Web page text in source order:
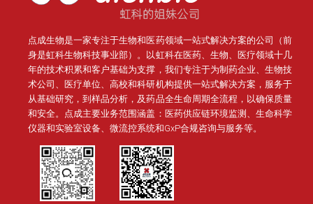
点成生物是一家专注于生物和医药领域一站式解决方案的公司（前
身是虹科生物科技事业部）。
以虹科在医药、生物、医疗领域十几
年的技术积累和客户基础为支撑，我们专注于为制药企业、生物技
术公司、医疗单位、高校和科研机构提供一站式解决方案，服务于
从基础研究，到样品分析，及药品全生命周期全流程，以确保质量
和安全。点成主要业务范围涵盖：医药供应链环境监测、生命科学
仪器和实验室设备、微流控系统和GxP合规咨询与服务等。